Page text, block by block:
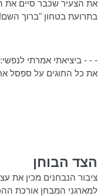
את הצעיר שכבר סיים את
בתרועת בטחון "ברוך
- - - ביציאתי אמרתי
את כל החוגים על ספסל
הצד הבוחן
ציבור הנבחנים מכין את
למארגני המבחןאורכת